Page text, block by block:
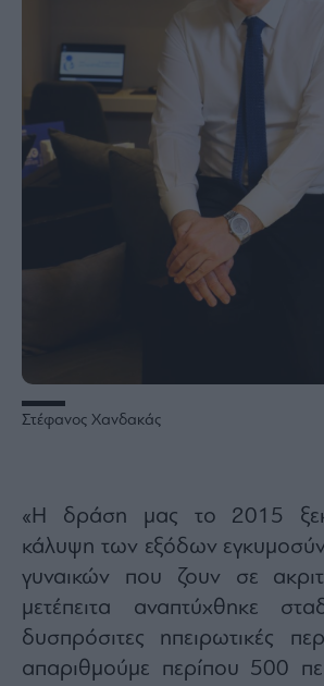
Στέφανος Χανδακάς
«Η δράση μας το 2015
κάλυψη των εξόδων
γυναικών που ζουν σε
μετέπειτα αναπτύχθηκε
δυσπρόσιτες ηπειρωτικές
απαριθμούμε περίπου 500